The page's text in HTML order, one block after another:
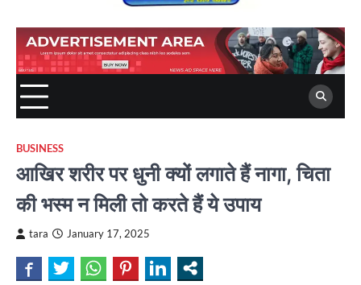
BUSINESS
आखिर शरीर पर धुनी क्यों लगाते हैं नागा, चिता
की भस्म न मिली तो करते हैं ये उपाय
tara January 17, 2025